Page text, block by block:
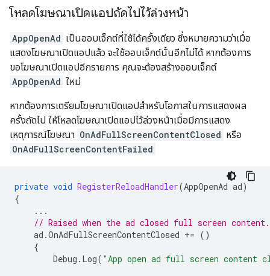
โหลดโฆษณาเปิดแอปถัดไปไว้ล่วงหน้า
AppOpenAd เป็นออบเจ็กต์ที่ใช้ได้ครั้งเดียว ซึ่งหมายความว่าเมื่อ
แสดงโฆษณาเปิดแอปแล้ว จะใช้ออบเจ็กต์นั้นอีกไม่ได้ หากต้องการ
ขอโฆษณาเปิดแอปอีกรายการ คุณจะต้องสร้างออบเจ็กต์
AppOpenAd ใหม่
หากต้องการเตรียมโฆษณาเปิดแอปสำหรับโอกาสในการแสดงผล
ครั้งถัดไป ให้โหลดโฆษณาเปิดแอปไว้ล่วงหน้าเมื่อมีการแสดง
เหตุการณ์โฆษณา OnAdFullScreenContentClosed หรือ
OnAdFullScreenContentFailed
private void RegisterReloadHandler(AppOpenAd ad)
{
...
// Raised when the ad closed full screen content.
ad .OnAdFullScreenContentClosed += ()
{
Debug . Log( "App open ad full screen content